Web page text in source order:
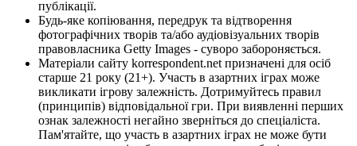
публікації.
Будь-яке копіювання, передрук та відтворення
фотографічних творів та/або аудіовізуальних творів
правовласника Getty Images - суворо забороняється.
Матеріали сайту korrespondent.net призначені для осіб
старше 21 року (21+). Участь в азартних іграх може
викликати ігрову залежність. Дотримуйтесь правил
(принципів) відповідальної гри. При виявленні перших
ознак залежності негайно зверніться до спеціаліста.
Пам'ятайте, що участь в азартних іграх не може бути